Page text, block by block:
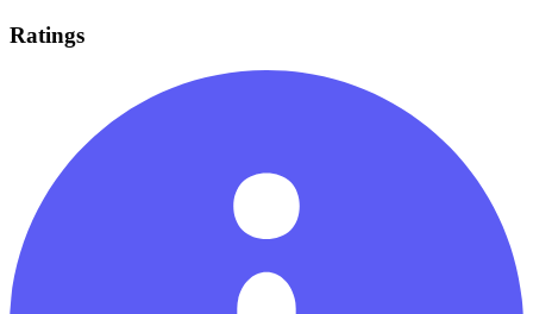
Ratings